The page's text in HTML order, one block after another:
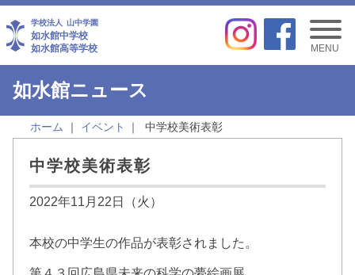
学校法人 山中学園
如水館中学校
如水館高等学校
MENU
如水館ニュース
ホーム イベント 中学校美術表彰
中学校美術表彰
2022年11月22日（火）
本校の中学生の作品が表彰されました。